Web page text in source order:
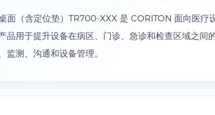
面（含定位垫）TR700-XXX 是 CORITON 面向医疗
品用于提升设备在病区、门诊、急诊和检查区域之间
测、沟通和设备管理。